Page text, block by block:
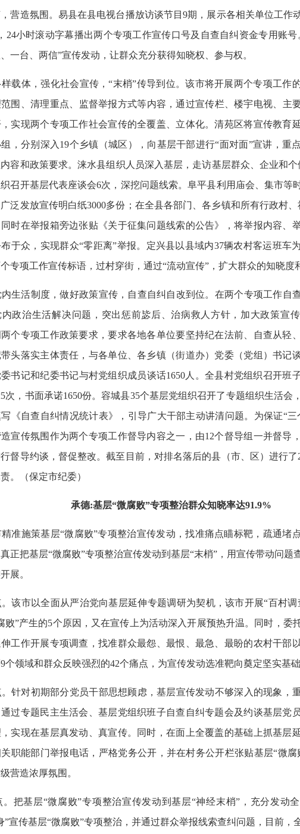
营造氛围。易县在县电视台播放访谈节目9期，展示各相关单位工作
24小时滚动字幕播出两个专项工作宣传口号及自查自纠资金专用账号
一台、两信”宣传发动，让群众充分获得知晓权、参与权。
载体，强化社会宣传，“末梢”传导到位。该市将开展两个专项工作
围、清理重点、监督举报方式等内容，通过宣传栏、楼宇电视、主
实现两个专项工作社会宣传的全覆盖、立体化。清苑区将宣传教育
，分别深入19个乡镇（城区），向基层干部进行“面对面”宣讲，重
容和政策要求。涞水县组织人员深入基层，走访基层群众、企业和个
织召开基层代表座谈会6次，深挖问题线索。阜平县利用庙会、集市等
泛发放宣传明白纸3000多份；在全县各部门、各乡镇和所有行政村、
时在举报箱旁边张贴《关于征集问题线索的公告》，将举报内容、
于众，实现群众“零距离”举报。定兴县以县域内37辆农村客运班车
个专项工作宣传标语，过村穿街，通过“流动宣传”，扩大群众的知晓度
生活制度，做好政策宣传，自查自纠自改到位。在两个专项工作自
政治生活解决问题，突出惩前毖后、治病救人方针，加大政策宣
两个专项工作政策要求，要求各地各单位要坚持纪在法前、自查从轻
头落实主体责任，与各单位、各乡镇（街道办）党委（党组）书记
书记和纪委书记与村党组织成员谈话1650人。全县村党组织召开班
次，书面承诺1650份。容城县35个基层党组织召开了专题组织生活会
《自查自纠情况统计表》，引导广大干部主动讲清问题。为保证“三
宣传氛围作为两个专项工作督导内容之一，由12个督导组一并督导
督导约谈，督促整改。截至目前，对排名落后的县（市、区）进行了
。（保定市纪委）
承德:基层“微腐败”专项整治群众知晓率达91.9%
准施策基层“微腐败”专项整治宣传发动，找准痛点瞄标靶，疏通堵
正把基层“微腐败”专项整治宣传发动到基层“末梢”，用宣传带动问题
展。
该市以全面从严治党向基层延伸专题调研为契机，该市开展“百村调
败”产生的5个原因，又在宣传上为活动深入开展预热升温。同时，委
工作开展专项调查，找准群众最怨、最恨、最急、最盼的农村干部
个领域和群众反映强烈的42个痛点，为宣传发动选准靶向奠定坚实基础
针对初期部分党员干部思想顾虑，基层宣传发动不够深入的现象，
过专题民主生活会、基层党组织班子自查自纠专题会及约谈基层党
实现在基层真发动、真宣传。同时，在面上全覆盖的基础上抓基层
职能部门举报电话，严格党务公开，并在村务公开栏张贴基层“微腐
营造浓厚氛围。
把基层“微腐败”专项整治宣传发动到基层“神经末梢”，充分发动
”宣传基层“微腐败”专项整治，并通过群众举报线索查纠问题，目前，